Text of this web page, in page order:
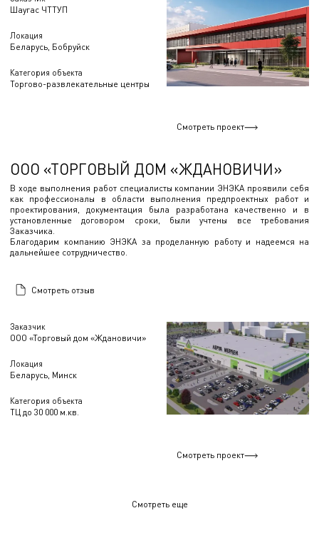
Шаугас ЧТТУП
Локация
Беларусь, Бобруйск
Категория объекта
Торгово-развлекательные центры
Смотреть проект
Заказчик
ООО «Торговый дом «Ждановичи»
Локация
Беларусь, Минск
Категория объекта
ТЦ до 30 000 м.кв.
ООО «ТОРГОВЫЙ ДОМ «ЖДАНОВИЧИ»
В ходе выполнения работ специалисты компании ЭНЭКА проявили себя
как профессионалы в области выполнения предпроектных работ и
проектирования, документация была разработана качественно и в
установленные договором сроки, были учтены все требования
Заказчика.
Благодарим компанию ЭНЭКА за проделанную работу и надеемся на
дальнейшее сотрудничество.
Смотреть отзыв
Смотреть проект
Смотреть еще